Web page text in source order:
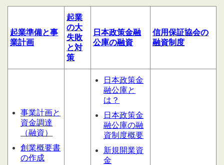
起業準備と事
業計画
起業
の大
失敗
と対
策
日本政策金融
公庫の融資
信用保証協会の
融資制度
事業計画と
資金調達
（融資）
創業概要書
の作成
日本政策金
融公庫と
は？
日本政策金
融公庫の融
資制度概要
新規開業資
金